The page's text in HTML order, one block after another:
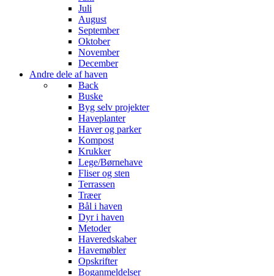
Juli
August
September
Oktober
November
December
Andre dele af haven
Back
Buske
Byg selv projekter
Haveplanter
Haver og parker
Kompost
Krukker
Lege/Børnehave
Fliser og sten
Terrassen
Træer
Bål i haven
Dyr i haven
Metoder
Haveredskaber
Havemøbler
Opskrifter
Boganmeldelser